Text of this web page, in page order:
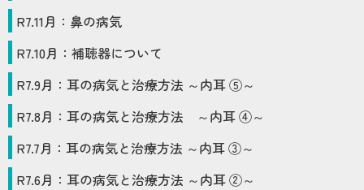
R7.11月： 鼻の病気
R7.10月： 補聴器について
R7.9月： 耳の病気と治療方法 ～内耳 ⑤～
R7.8月： 耳の病気と治療方法 ～内耳 ④～
R7.7月： 耳の病気と治療方法 ～内耳 ③～
R7.6月： 耳の病気と治療方法 ～内耳 ②～